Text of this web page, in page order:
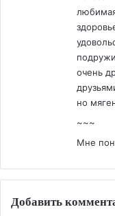
очень
но
~~~
Мне
Добавить